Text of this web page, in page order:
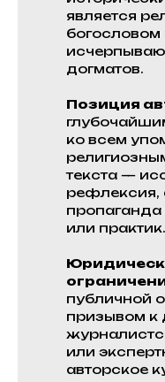
является
богословом
догматов.
Позиция
ко всем
текста —
рефлексия,
пропаганда
или практик.
публичной
призывом к
или
авторское